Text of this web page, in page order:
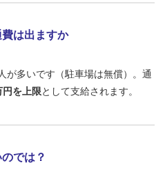
は出ますか
が多いです（駐車場は無償）。通
円を上限として支給されます。
では？